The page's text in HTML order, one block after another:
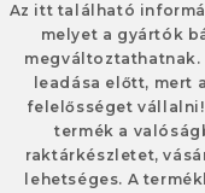
Az itt található
melyet a gyártók
leadása előtt, mert
felelősséget
termék a
raktárkészletet,
lehetséges. A